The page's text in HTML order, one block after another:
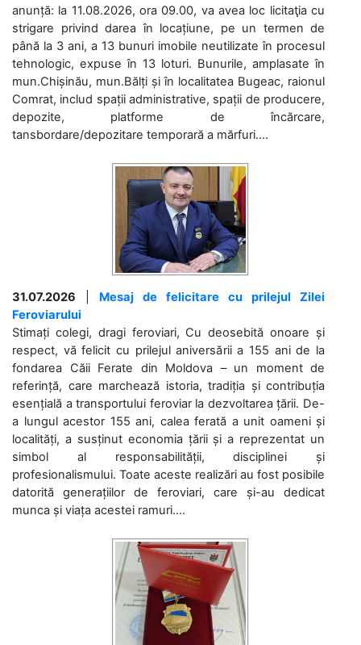
anunță: la 11.08.2026, ora 09.00, va avea loc licitaţia cu
strigare privind darea în locațiune, pe un termen de
până la 3 ani, a 13 bunuri imobile neutilizate în procesul
tehnologic, expuse în 13 loturi. Bunurile, amplasate în
mun.Chișinău, mun.Bălți și în localitatea Bugeac, raionul
Comrat, includ spații administrative, spații de producere,
depozite, platforme de încărcare,
tansbordare/depozitare temporară a mărfuri....
31.07.2026
Mesaj de felicitare cu prilejul Zilei
Feroviarului
Stimați colegi, dragi feroviari, Cu deosebită onoare și
respect, vă felicit cu prilejul aniversării a 155 ani de la
fondarea Căii Ferate din Moldova – un moment de
referință, care marchează istoria, tradiția și contribuția
esențială a transportului feroviar la dezvoltarea țării. De-
a lungul acestor 155 ani, calea ferată a unit oameni și
localități, a susținut economia țării și a reprezentat un
simbol al responsabilității, disciplinei și
profesionalismului. Toate aceste realizări au fost posibile
datorită generațiilor de feroviari, care și-au dedicat
munca și viața acestei ramuri....